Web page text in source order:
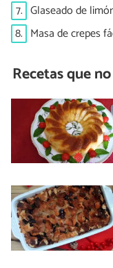
7. Glaseado de
8. Masa de crepes
Recetas que